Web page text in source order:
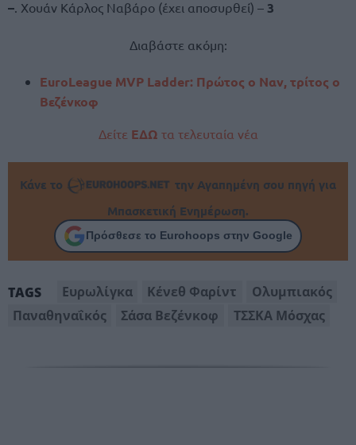
– . Χουάν Κάρλος Ναβάρο (έχει αποσυρθεί) – 3
Διαβάστε ακόμη:
EuroLeague MVP Ladder: Πρώτος ο Ναν, τρίτος ο
Βεζένκοφ
Δείτε ΕΔΩ τα τελευταία νέα
Κάνε το
την Αγαπημένη σου πηγή για
Μπασκετική Ενημέρωση.
Πρόσθεσε το Eurohoops στην Google
TAGS Ευρωλίγκα Κένεθ Φαρίντ
Ολυμπιακός
Παναθηναΐκός
Σάσα Βεζένκοφ ΤΣΣΚΑ Μόσχας